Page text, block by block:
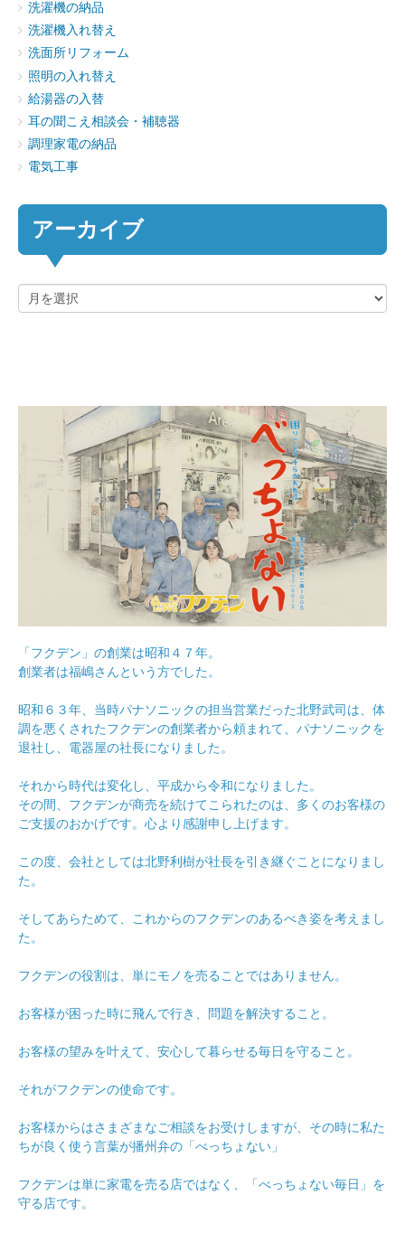
洗濯機の納品
洗濯機入れ替え
洗面所リフォーム
照明の入れ替え
給湯器の入替
耳の聞こえ相談会・補聴器
調理家電の納品
電気工事
アーカイブ
「フクデン」の創業は昭和４７年。
創業者は福嶋さんという方でした。
昭和６３年、当時パナソニックの担当営業だった北野武司は、体
調を悪くされたフクデンの創業者から頼まれて、パナソニックを
退社し、電器屋の社長になりました。
それから時代は変化し、平成から令和になりました。
その間、フクデンが商売を続けてこられたのは、多くのお客様の
ご支援のおかげです。心より感謝申し上げます。
この度、会社としては北野利樹が社長を引き継ぐことになりまし
た。
そしてあらためて、これからのフクデンのあるべき姿を考えまし
た。
フクデンの役割は、単にモノを売ることではありません。
お客様が困った時に飛んで行き、問題を解決すること。
お客様の望みを叶えて、安心して暮らせる毎日を守ること。
それがフクデンの使命です。
お客様からはさまざまなご相談をお受けしますが、その時に私た
ちが良く使う言葉が播州弁の「べっちょない」
フクデンは単に家電を売る店ではなく、「べっちょない毎日」を
守る店です。